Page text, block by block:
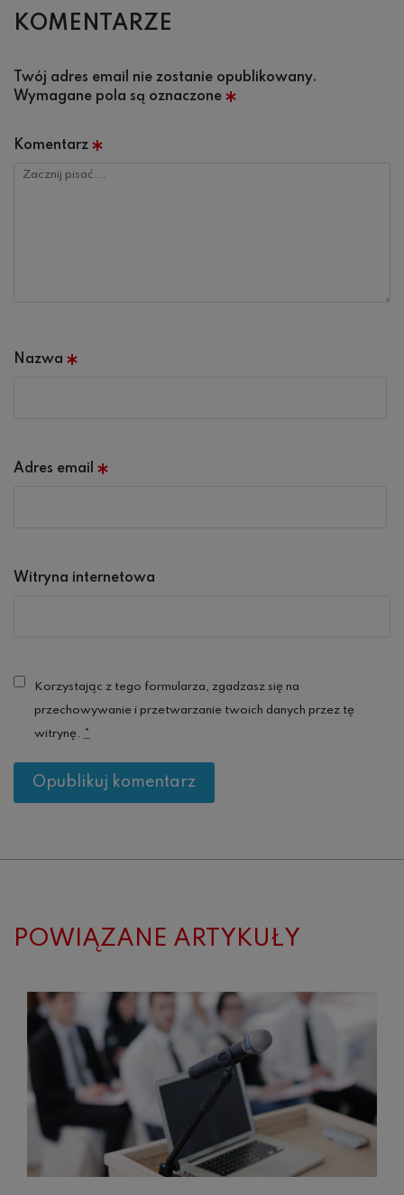
KOMENTARZE
Twój adres email nie zostanie opublikowany.
Wymagane pola są oznaczone
Komentarz
Nazwa
Adres email
Witryna internetowa
Korzystając z tego formularza, zgadzasz się na
przechowywanie i przetwarzanie twoich danych przez tę
witrynę. *
POWIĄZANE ARTYKUŁY